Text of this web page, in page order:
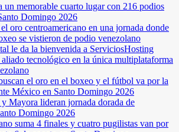
un memorable cuarto lugar con 216 podios
Domingo 2026
oro centroamericano en una jornada donde
se vistieron de podio venezolano
le da la bienvenida a ServiciosHosting
tecnológico en la única multiplataforma
el oro en el boxeo y el fútbol va por la
México en Santo Domingo 2026
Mayora lideran jornada dorada de
Domingo 2026
suma 4 finales y cuatro pugilistas van por